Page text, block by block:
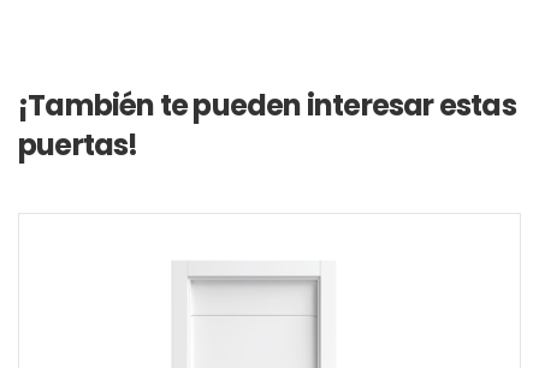
¡También te pueden interesar estas
puertas!